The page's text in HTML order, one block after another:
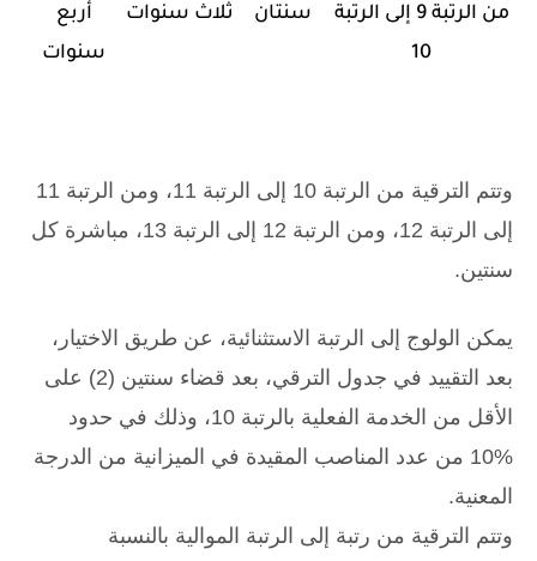
من الرتبة 9 إلى الرتبة
10
سنتان ثلاث سنوات
أربع
سنوات
وتتم الترقية من الرتبة 10 إلى الرتبة 11، ومن الرتبة 11
إلى الرتبة 12، ومن الرتبة 12 إلى الرتبة 13، مباشرة كل
سنتين.
يمكن الولوج إلى الرتبة الاستثنائية، عن طريق الاختيار،
بعد التقييد في جدول الترقي، بعد قضاء سنتين (2) على
الأقل من الخدمة الفعلية بالرتبة 10، وذلك في حدود
%10 من عدد المناصب المقيدة في الميزانية من الدرجة
المعنية.
وتتم الترقية من رتبة إلى الرتبة الموالية بالنسبة